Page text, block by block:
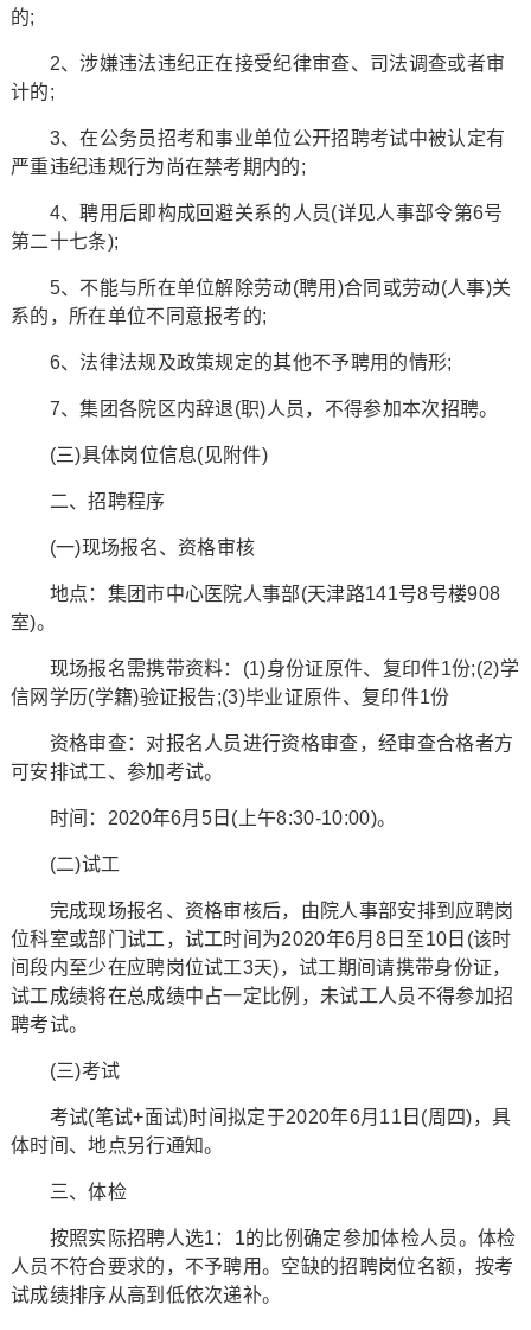
的;
2、涉嫌违法违纪正在接受纪律审查、司法调查或者审
计的;
3、在公务员招考和事业单位公开招聘考试中被认定有
严重违纪违规行为尚在禁考期内的;
4、聘用后即构成回避关系的人员(详见人事部令第6号
第二十七条);
5、不能与所在单位解除劳动(聘用)合同或劳动(人事)关
系的，所在单位不同意报考的;
6、法律法规及政策规定的其他不予聘用的情形;
7、集团各院区内辞退(职)人员，不得参加本次招聘。
(三)具体岗位信息(见附件)
二、招聘程序
(一)现场报名、资格审核
地点：集团市中心医院人事部(天津路141号8号楼908
室)。
现场报名需携带资料：(1)身份证原件、复印件1份;(2)学
信网学历(学籍)验证报告;(3)毕业证原件、复印件1份
资格审查：对报名人员进行资格审查，经审查合格者方
可安排试工、参加考试。
时间：2020年6月5日(上午8:30-10:00)。
(二)试工
完成现场报名、资格审核后，由院人事部安排到应聘岗
位科室或部门试工，试工时间为2020年6月8日至10日(该时
间段内至少在应聘岗位试工3天)，试工期间请携带身份证，
试工成绩将在总成绩中占一定比例，未试工人员不得参加招
聘考试。
(三)考试
考试(笔试+面试)时间拟定于2020年6月11日(周四)，具
体时间、地点另行通知。
三、体检
按照实际招聘人选1：1的比例确定参加体检人员。体检
人员不符合要求的，不予聘用。空缺的招聘岗位名额，按考
试成绩排序从高到低依次递补。